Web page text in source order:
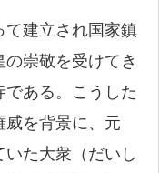
て建立され国家鎮
崇敬を受けてき
ある。こうした
威を背景に、元
た大衆（だいし